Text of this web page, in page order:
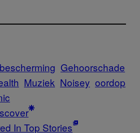
bescherming Gehoorschade
Muziek Noisey oordop
In Top Stories